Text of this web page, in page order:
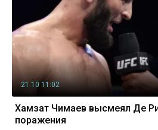
21.10 11:02
Хамзат Чимаев высмеял Де
поражения